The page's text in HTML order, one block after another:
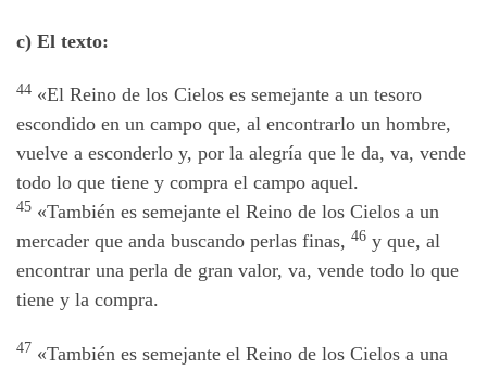
c) El texto:
44 «El Reino de los Cielos es semejante a un tesoro
escondido en un campo que, al encontrarlo un hombre,
vuelve a esconderlo y, por la alegría que le da, va, vende
todo lo que tiene y compra el campo aquel.
45 «También es semejante el Reino de los Cielos a un
mercader que anda buscando perlas finas, 46 y que, al
encontrar una perla de gran valor, va, vende todo lo que
tiene y la compra.
47 «También es semejante el Reino de los Cielos a una